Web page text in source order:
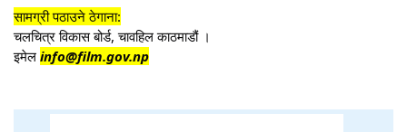
सामग्री पठाउने ठेगाना:
चलचित्र विकास बोर्ड, चावहिल काठमाडौं ।
इमेल info@film.gov.np